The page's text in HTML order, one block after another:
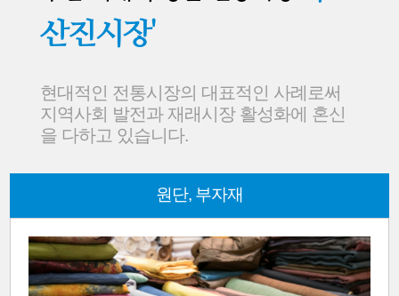
산진시장'
현대적인 전통시장의 대표적인 사례로써
지역사회 발전과 재래시장 활성화에 혼신
을 다하고 있습니다.
원단, 부자재